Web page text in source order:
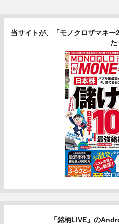
当サイトが、「モノクロザマネ
た
「銘柄LIVE」の